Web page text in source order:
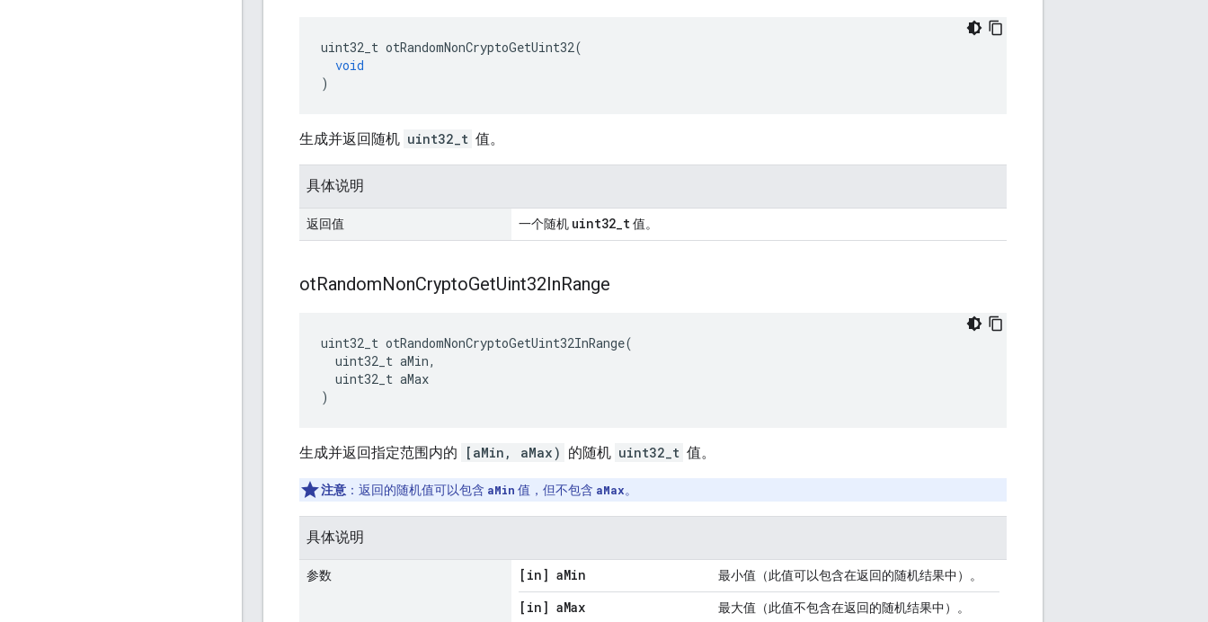
uint32_t otRandomNonCryptoGetUint32(
void
)
生成并返回随机 uint32_t 值。
具体说明
返回值 一个随机 uint32_t值。
otRandomNonCryptoGetUint32InRange
uint32_t otRandomNonCryptoGetUint32InRange(
uint32_t aMin,
uint32_t aMax
)
生成并返回指定范围内的 [aMin, aMax) 的随机 uint32_t 值。
注意 ：返回的随机值可以包含 aMin 值，但不包含 aMax。
具体说明
参数 [in] aMin 最小值（此值可以包含在返回的随机结果中）。
[in] aMax 最大值（此值不包含在返回的随机结果中）。